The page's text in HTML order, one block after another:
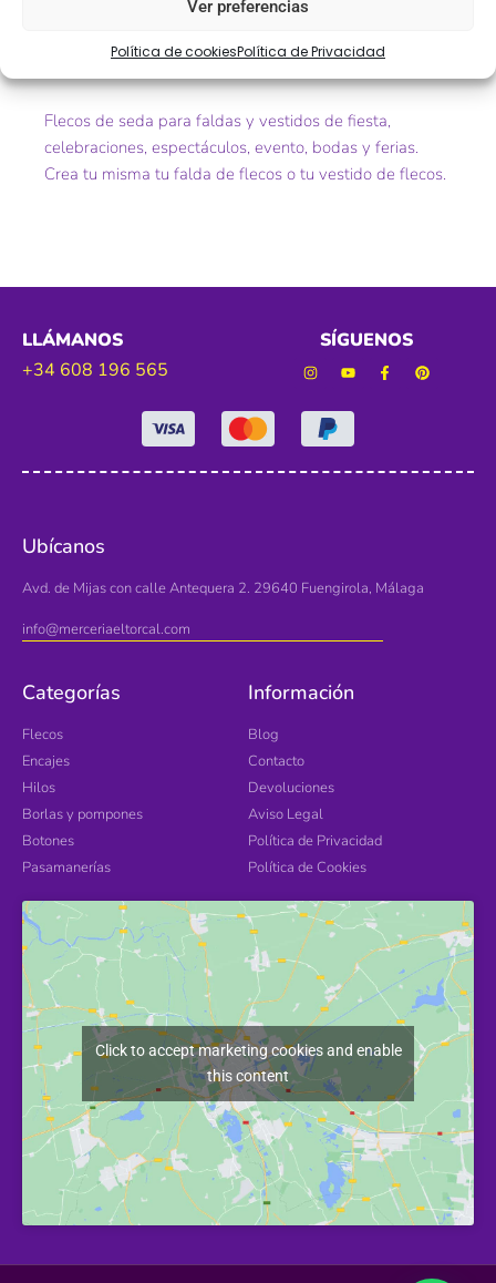
Ver preferencias
Política de cookiesPolítica de Privacidad
Tamaño. 20 – 40 – 60cm
Flecos de seda para faldas y vestidos de fiesta,
celebraciones, espectáculos, evento, bodas y ferias.
Crea tu misma tu falda de flecos o tu vestido de flecos.
LLÁMANOS
+34 608 196 565
SÍGUENOS
Ubícanos
Avd. de Mijas con calle Antequera 2. 29640 Fuengirola, Málaga
info@merceriaeltorcal.com
Categorías
Flecos
Encajes
Hilos
Borlas y pompones
Botones
Pasamanerías
Información
Blog
Contacto
Devoluciones
Aviso Legal
Política de Privacidad
Política de Cookies
Click to accept marketing cookies and enable
this content